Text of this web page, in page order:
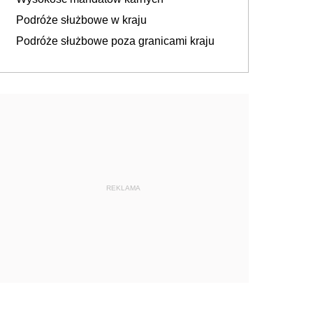
Podróże służbowe w kraju
Podróże służbowe poza granicami kraju
REKLAMA